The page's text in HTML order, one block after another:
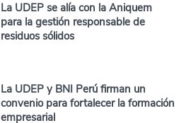
La UDEP se alía con la Aniquem
para la gestión responsable de
residuos sólidos
La UDEP y BNI Perú firman un
convenio para fortalecer la formación
empresarial